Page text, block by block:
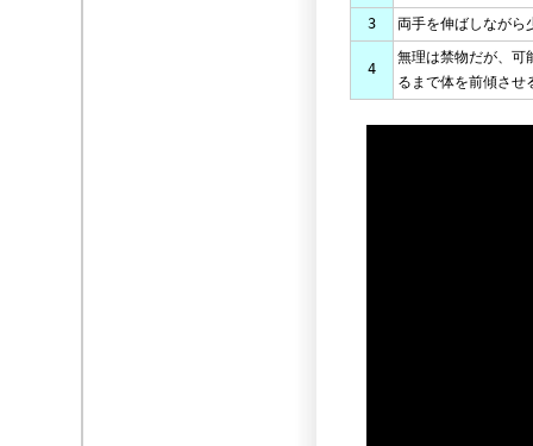
3
両手を伸ばしながら
4
無理は禁物だが、可
るまで体を前傾させ